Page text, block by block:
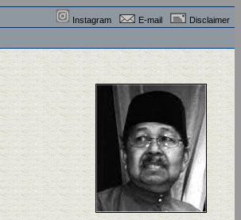
Instagram E-mail Disclaimer